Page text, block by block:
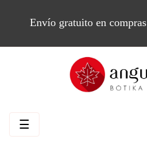
Envío gratuito en
Navegación
☰